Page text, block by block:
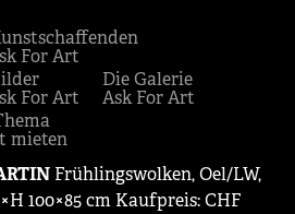
For Art
For Art
Die Galerie
Ask For Art
mieten
Frühlingswolken, Oel/LW,
100×85 cm Kaufpreis: CHF